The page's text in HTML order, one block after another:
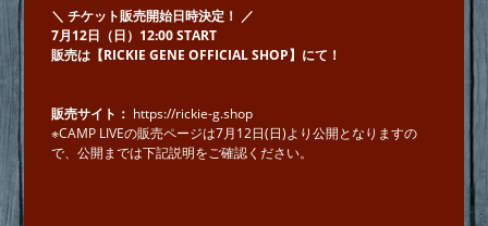
＼ チケット販売開始日時決定！ ／
7月12日（日）12:00 START
販売は【RICKIE GENE OFFICIAL SHOP】にて！
販売サイト： https://rickie-g.shop
※CAMP LIVEの販売ページは7月12日(日)より公開となりますの
で、公開までは下記説明をご確認ください。